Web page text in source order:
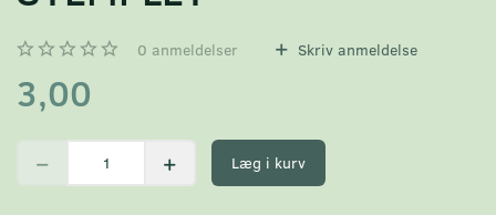
0 anmeldelser Skriv anmeldelse
3,00
Læg i kurv